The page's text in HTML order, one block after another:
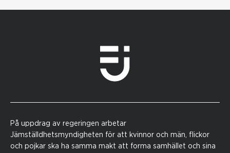
På uppdrag av regeringen arbetar
Jämställdhetsmyndigheten för att kvinnor och män, flickor
och pojkar ska ha samma makt att forma samhället och sina